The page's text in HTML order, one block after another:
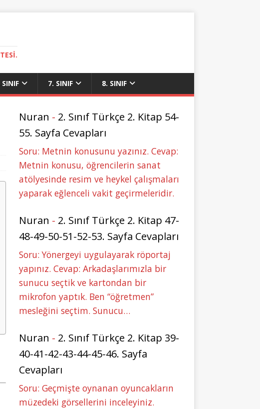
SINIF 7. SINIF 8. SINIF
Nuran - 2. Sınıf Türkçe 2. Kitap 54-
55. Sayfa Cevapları
Soru: Metnin konusunu yazınız. Cevap:
Metnin konusu, öğrencilerin sanat
atölyesinde resim ve heykel çalışmaları
yaparak eğlenceli vakit geçirmeleridir.
Nuran - 2. Sınıf Türkçe 2. Kitap 47-
48-49-50-51-52-53. Sayfa Cevapları
Soru: Yönergeyi uygulayarak röportaj
yapınız. Cevap: Arkadaşlarımızla bir
sunucu seçtik ve kartondan bir
mikrofon yaptık. Ben “öğretmen”
mesleğini seçtim. Sunucu…
Nuran - 2. Sınıf Türkçe 2. Kitap 39-
40-41-42-43-44-45-46. Sayfa
Cevapları
Soru: Geçmişte oynanan oyuncakların
müzedeki görsellerini inceleyiniz.